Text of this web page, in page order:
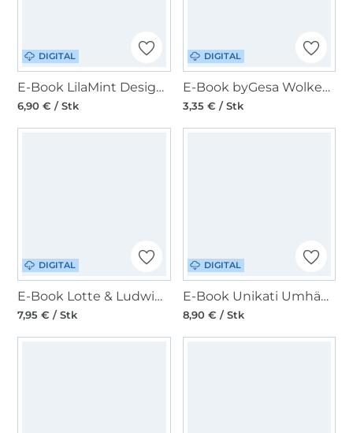
DIGITAL
E-Book LilaMint Design Geldbörse Little California31
6,90 € / Stk
DIGITAL
E-Book byGesa Wolkenkissen
3,35 € / Stk
DIGITAL
E-Book Lotte & Ludwig Kappe Kappunzel
7,95 € / Stk
DIGITAL
E-Book Unikati Umhängetasche Fjella
8,90 € / Stk